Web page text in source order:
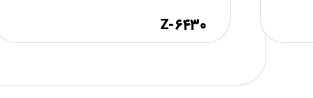
۶۴۳۰-Z